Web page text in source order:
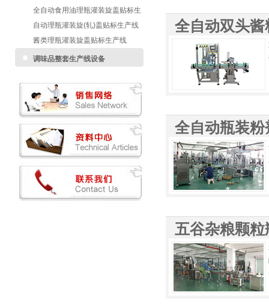
标生产线
全自动食用油理瓶灌装旋盖贴标生
产线
自动理瓶灌装旋(轧)盖贴标生产线
酱类理瓶灌装旋盖贴标生产线
调味品整套生产线设备
全自动双头
全自动瓶装
五谷杂粮颗